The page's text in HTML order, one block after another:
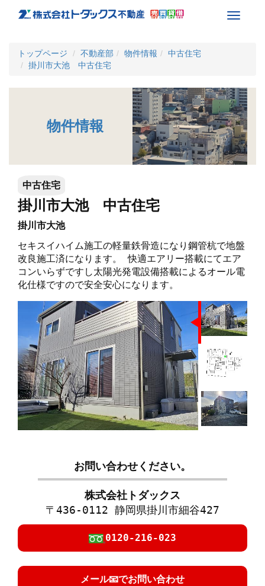
Toggle
トップページ 不動産部 物件情報
中古住宅
掛川市大池 中古住宅
物件情報
中古住宅
掛川市大池 中古住宅
掛川市大池
セキスイハイム施工の軽量鉄骨造になり鋼管杭で地盤
改良施工済になります。 快適エアリー搭載にてエア
コンいらずですし太陽光発電設備搭載によるオール電
化仕様ですので安全安心になります。
お問い合わせください。
株式会社トダックス
〒436-0112 静岡県掛川市細谷427
0120-216-023
メール📧でお問い合わせ